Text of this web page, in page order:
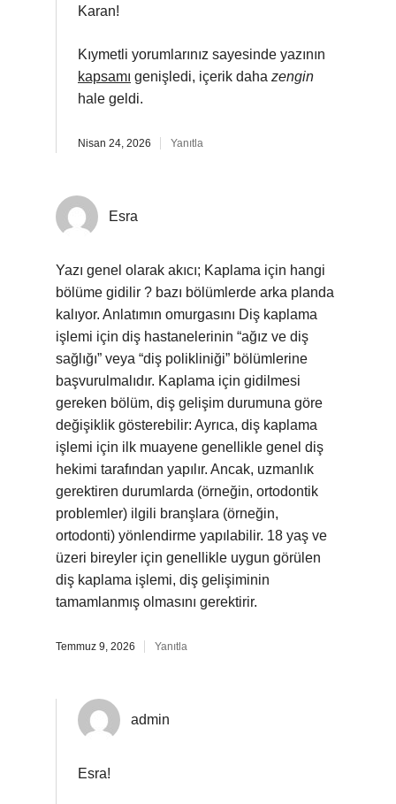
Karan!
Kıymetli yorumlarınız sayesinde yazının
kapsamı genişledi, içerik daha zengin
hale geldi.
Nisan 24, 2026 Yanıtla
Esra
Yazı genel olarak akıcı; Kaplama için hangi
bölüme gidilir ? bazı bölümlerde arka planda
kalıyor. Anlatımın omurgasını Diş kaplama
işlemi için diş hastanelerinin “ağız ve diş
sağlığı” veya “diş polikliniği” bölümlerine
başvurulmalıdır. Kaplama için gidilmesi
gereken bölüm, diş gelişim durumuna göre
değişiklik gösterebilir: Ayrıca, diş kaplama
işlemi için ilk muayene genellikle genel diş
hekimi tarafından yapılır. Ancak, uzmanlık
gerektiren durumlarda (örneğin, ortodontik
problemler) ilgili branşlara (örneğin,
ortodonti) yönlendirme yapılabilir. 18 yaş ve
üzeri bireyler için genellikle uygun görülen
diş kaplama işlemi, diş gelişiminin
tamamlanmış olmasını gerektirir.
Temmuz 9, 2026 Yanıtla
admin
Esra!